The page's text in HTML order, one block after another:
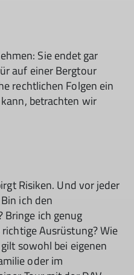
Sie endet gar
auf einer Bergtour
rechtlichen Folgen ein
betrachten wir
Risiken. Und vor jeder
ich den
Bringe ich genug
Ausrüstung? Wie
sowohl bei eigenen
oder im